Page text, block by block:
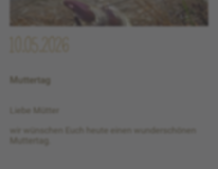
Muttertag
Liebe Mütter
wir wünschen Euch heute einen wunderschönen
Muttertag.